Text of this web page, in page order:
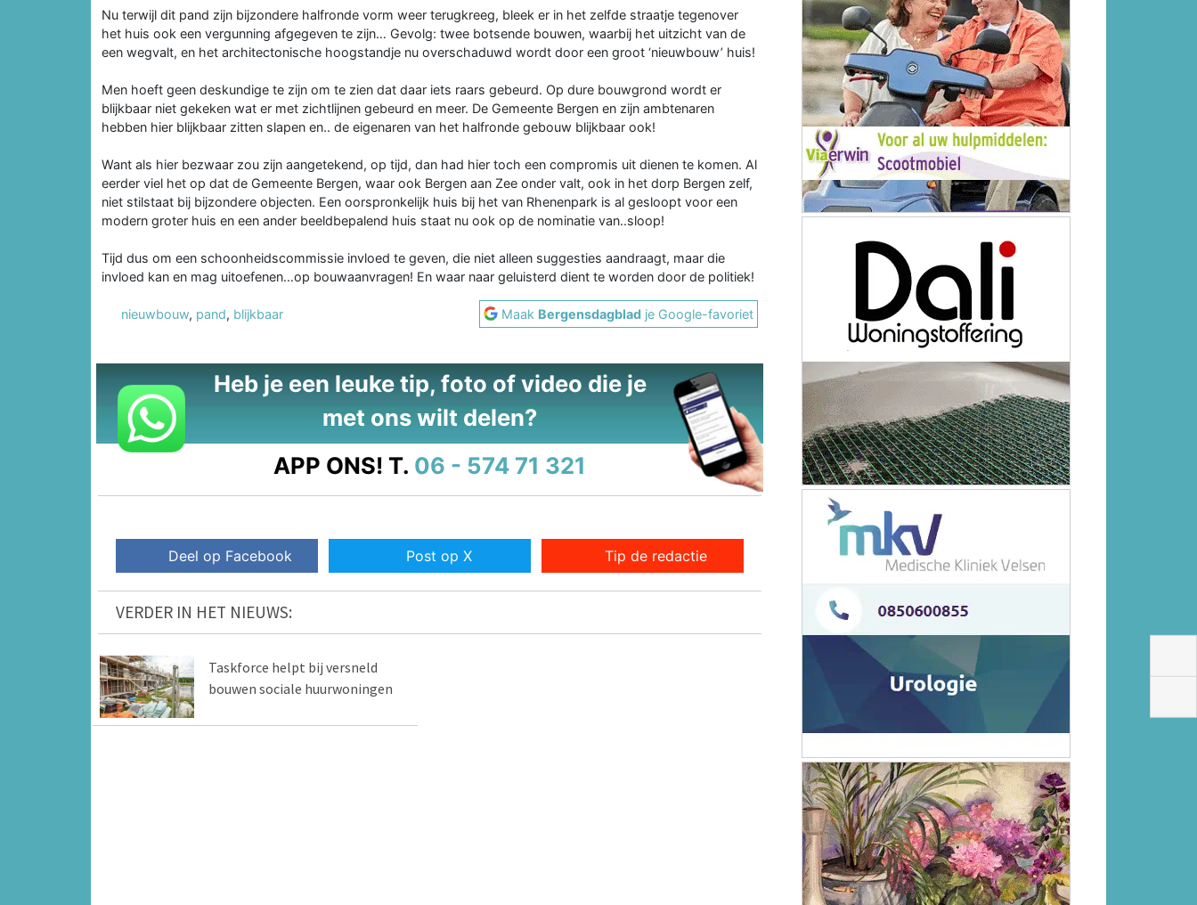
Nu terwijl dit pand zijn bijzondere halfronde vorm weer terugkreeg, bleek er in het zelfde straatje tegenover
het huis ook een vergunning afgegeven te zijn… Gevolg: twee botsende bouwen, waarbij het uitzicht van de
een wegvalt, en het architectonische hoogstandje nu overschaduwd wordt door een groot ‘nieuwbouw’ huis!
Men hoeft geen deskundige te zijn om te zien dat daar iets raars gebeurd. Op dure bouwgrond wordt er
blijkbaar niet gekeken wat er met zichtlijnen gebeurd en meer. De Gemeente Bergen en zijn ambtenaren
hebben hier blijkbaar zitten slapen en.. de eigenaren van het halfronde gebouw blijkbaar ook!
Want als hier bezwaar zou zijn aangetekend, op tijd, dan had hier toch een compromis uit dienen te komen. Al
eerder viel het op dat de Gemeente Bergen, waar ook Bergen aan Zee onder valt, ook in het dorp Bergen zelf,
niet stilstaat bij bijzondere objecten. Een oorspronkelijk huis bij het van Rhenenpark is al gesloopt voor een
modern groter huis en een ander beeldbepalend huis staat nu ook op de nominatie van..sloop!
Tijd dus om een schoonheidscommissie invloed te geven, die niet alleen suggesties aandraagt, maar die
invloed kan en mag uitoefenen…op bouwaanvragen! En waar naar geluisterd dient te worden door de politiek!
nieuwbouw, pand, blijkbaar Maak Bergensdagblad je Google-favoriet
Heb je een leuke tip, foto of video die je
met ons wilt delen?
APP ONS! T. 06 - 574 71 321
Deel op Facebook Post op X Tip de redactie
VERDER IN HET NIEUWS:
Taskforce helpt bij versneld
bouwen sociale huurwoningen